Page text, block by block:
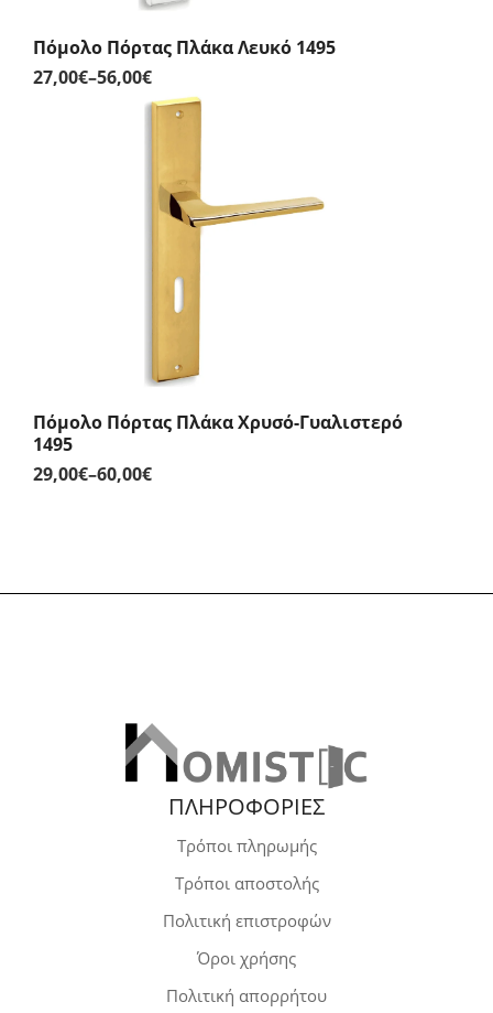
Πόμολο Πόρτας Πλάκα Λευκό 1495
27,00€–56,00€Price
range:
27,00€
56,00€
Πόμολο Πόρτας Πλάκα Χρυσό-Γυαλιστερό
1495
29,00€–60,00€Price
60,00€
ΠΛΗΡΟΦΟΡΙΕΣ
Τρόποι πληρωμής
Τρόποι αποστολής
Πολιτική επιστροφών
Όροι χρήσης
Πολιτική απορρήτου